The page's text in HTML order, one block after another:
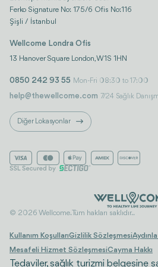
Ferko Signature No: 175/6 Ofis No:116
Şişli / İstanbul
Wellcome Londra Ofis
13 Hanover Square London, W1S 1HN
0850 242 93 55 Mon-Fri 08:30 to 17:00
help@thewellcome.com 7/24 Sağlık
Diğer Lokasyonlar
© 2026 Wellcome. Tüm hakları saklıdır..
Kullanım KoşullarıGizlilik Sözleşmesi
Mesafeli Hizmet SözleşmesiCayma Hakkı
Tedaviler, sağlık turizmi belgesine